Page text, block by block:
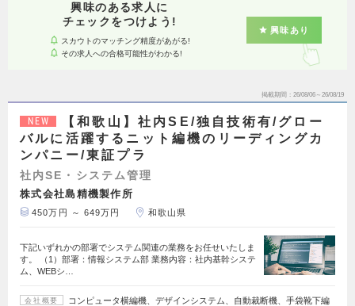
興味のある求人に
チェックをつけよう!
スカウトのマッチング精度があがる!
その求人への合格可能性がわかる!
興味あり
掲載期間 26/08/06～26/08/19
NEW
【和歌山】社内SE/独自技術有/グロー
バルに活躍するニット編機のリーディングカ
ンパニー/東証プラ
社内SE・システム管理
株式会社島精機製作所
450万円 ～ 649万円 和歌山県
下記いずれかの部署でシステム関連の業務をお任せいたしま
す。 （1）部署：情報システム部 業務内容：社内基幹システ
ム、WEBシ…
会社概要
コンピュータ横編機、デザインシステム、自動裁断機、手袋靴下編